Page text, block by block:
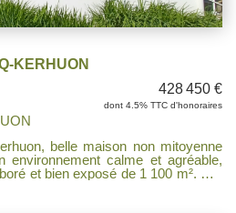
KERHUON
428 450 €
dont 4.5% TTC d'honoraires
belle maison non mitoyenne
environnement calme et agréable,
et bien exposé de 1 100 m². Elle